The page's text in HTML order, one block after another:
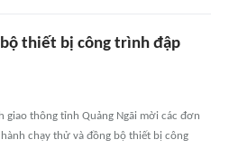
thiết bị công trình đập
giao thông tỉnh Quảng Ngãi mời các đơn
chạy thử và đồng bộ thiết bị công